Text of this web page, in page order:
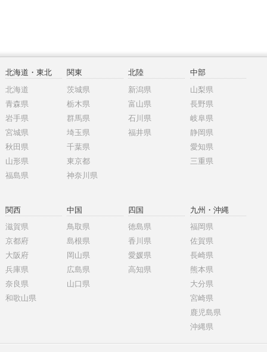
北海道・東北
北海道
青森県
岩手県
宮城県
秋田県
山形県
福島県
関東
茨城県
栃木県
群馬県
埼玉県
千葉県
東京都
神奈川県
北陸
新潟県
富山県
石川県
福井県
中部
山梨県
長野県
岐阜県
静岡県
愛知県
三重県
関西
滋賀県
京都府
大阪府
兵庫県
奈良県
和歌山県
中国
鳥取県
島根県
岡山県
広島県
山口県
四国
徳島県
香川県
愛媛県
高知県
九州・沖縄
福岡県
佐賀県
長崎県
熊本県
大分県
宮崎県
鹿児島県
沖縄県